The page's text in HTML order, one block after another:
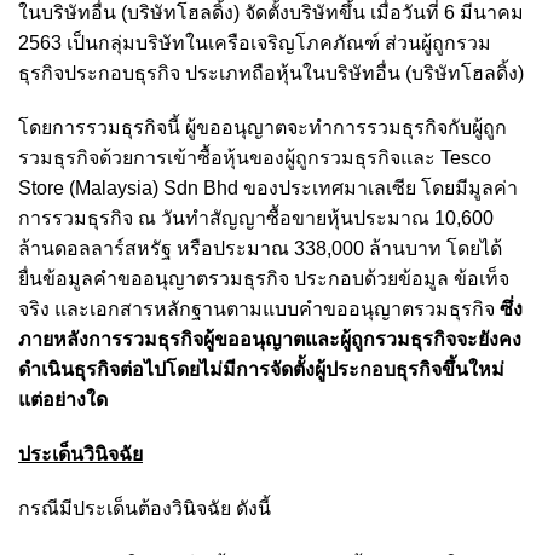
ในบริษัทอื่น (บริษัทโฮลดิ้ง) จัดตั้งบริษัทขึ้น เมื่อวันที่ 6 มีนาคม
2563 เป็นกลุ่มบริษัทในเครือเจริญโภคภัณฑ์ ส่วนผู้ถูกรวม
ธุรกิจประกอบธุรกิจ ประเภทถือหุ้นในบริษัทอื่น (บริษัทโฮลดิ้ง)
โดยการรวมธุรกิจนี้ ผู้ขออนุญาตจะทำการรวมธุรกิจกับผู้ถูก
รวมธุรกิจด้วยการเข้าซื้อหุ้นของผู้ถูกรวมธุรกิจและ Tesco
Store (Malaysia) Sdn Bhd ของประเทศมาเลเซีย โดยมีมูลค่า
การรวมธุรกิจ ณ วันทำสัญญาซื้อขายหุ้นประมาณ 10,600
ล้านดอลลาร์สหรัฐ หรือประมาณ 338,000 ล้านบาท โดยได้
ยื่นข้อมูลคำขออนุญาตรวมธุรกิจ ประกอบด้วยข้อมูล ข้อเท็จ
จริง และเอกสารหลักฐานตามแบบคำขออนุญาตรวมธุรกิจ ซึ่ง
ภายหลังการรวมธุรกิจผู้ขออนุญาตและผู้ถูกรวมธุรกิจจะยังคง
ดำเนินธุรกิจต่อไปโดยไม่มีการจัดตั้งผู้ประกอบธุรกิจขึ้นใหม่
แต่อย่างใด
ประเด็นวินิจฉัย
กรณีมีประเด็นต้องวินิจฉัย ดังนี้